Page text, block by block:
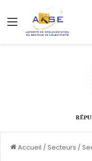
Menu
Accueil /Secteurs /